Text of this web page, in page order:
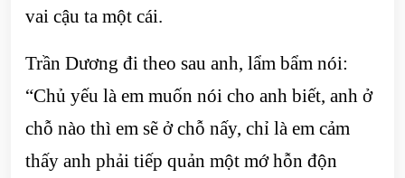
vai cậu ta một cái.
Trần Dương đi theo sau anh, lẩm bẩm nói:
“Chủ yếu là em muốn nói cho anh biết, anh ở
chỗ nào thì em sẽ ở chỗ nấy, chỉ là em cảm
thấy anh phải tiếp quản một mớ hỗn độn